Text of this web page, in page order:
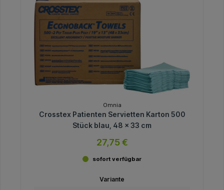
Omnia
Crosstex Patienten Servietten Karton 500
Stück blau, 48 x 33 cm
27,75 €
sofort verfügbar
Variante